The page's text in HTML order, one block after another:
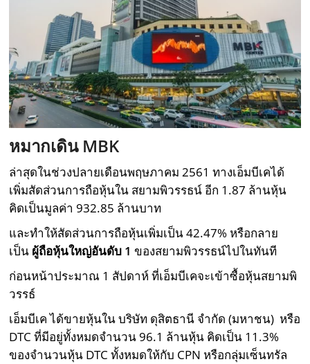
หมากเดิน MBK
ล่าสุดในช่วงปลายเดือนพฤษภาคม 2561 ทางเอ็มบีเคได้
เพิ่มสัดส่วนการถือหุ้นใน สยามพิวรรธน์ อีก 1.87 ล้านหุ้น
คิดเป็นมูลค่า 932.85 ล้านบาท
และทำให้สัดส่วนการถือหุ้นเพิ่มเป็น 42.47% หรือกลาย
เป็น ผู้ถือหุ้นใหญ่อันดับ 1 ของสยามพิวรรธน์ไปในทันที
ก่อนหน้าประมาณ 1 สัปดาห์ ที่เอ็มบีเคจะเข้าซื้อหุ้นสยามพิ
วรรธ์
เอ็มบีเค ได้ขายหุ้นใน บริษัท ดุสิตธานี จำกัด (มหาชน) หรือ
DTC ที่มีอยู่ทั้งหมดจำนวน 96.1 ล้านหุ้น คิดเป็น 11.3%
ของจำนวนหุ้น DTC ทั้งหมดให้กับ CPN หรือกลุ่มเซ็นทรัล